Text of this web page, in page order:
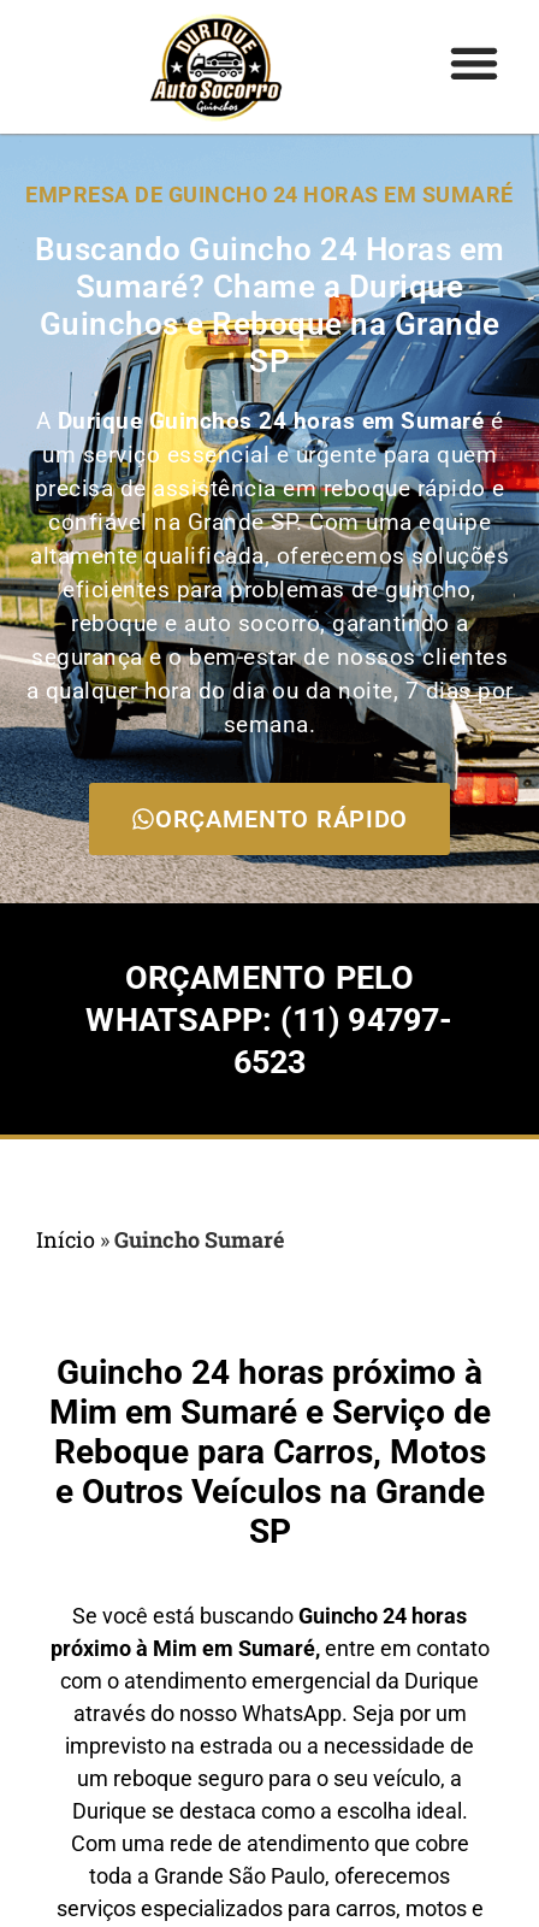
EMPRESA DE GUINCHO 24 HORAS EM SUMARÉ
Buscando Guincho 24 Horas em
Sumaré? Chame a Durique
Guinchos e Reboque na Grande
SP
A Durique Guinchos 24 horas em Sumaréé
um serviço essencial e urgente para quem
precisa de assistência em reboque rápido e
confiável na Grande SP. Com uma equipe
altamente qualificada, oferecemos soluções
eficientes para problemas de guincho,
reboque e auto socorro, garantindo a
segurança e o bem-estar de nossos clientes
a qualquer hora do dia ou da noite, 7 dias por
semana.
ORÇAMENTO RÁPIDO
ORÇAMENTO PELO
WHATSAPP: (11) 94797-
6523
Início »Guincho Sumaré
Guincho 24 horas próximo à
Mim em Sumaré e Serviço de
Reboque para Carros, Motos
e Outros Veículos na Grande
SP
Se você está buscandoGuincho 24 horas
próximo à Mim em Sumaré,entre em contato
com o atendimento emergencial da Durique
através do nosso WhatsApp. Seja por um
imprevisto na estrada ou a necessidade de
um reboque seguro para o seu veículo, a
Durique se destaca como a escolha ideal.
Com uma rede de atendimento que cobre
toda a Grande São Paulo, oferecemos
serviços especializados para carros, motos e